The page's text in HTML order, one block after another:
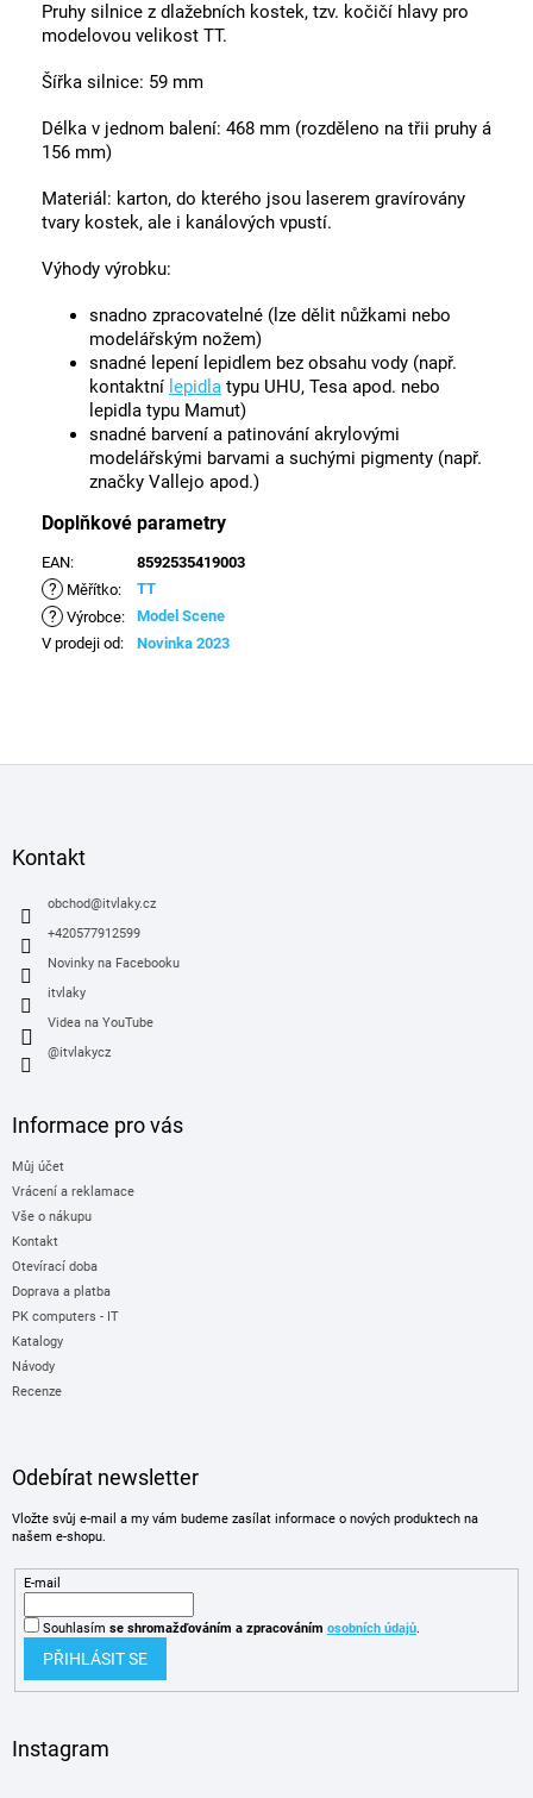
Pruhy silnice z dlažebních kostek, tzv. kočičí hlavy pro
modelovou velikost TT.
Šířka silnice: 59 mm
Délka v jednom balení: 468 mm (rozděleno na třii pruhy á
156 mm)
Materiál: karton, do kterého jsou laserem gravírovány
tvary kostek, ale i kanálových vpustí.
Výhody výrobku:
snadno zpracovatelné (lze dělit nůžkami nebo
modelářským nožem)
snadné lepení lepidlem bez obsahu vody (např.
kontaktní lepidla typu UHU, Tesa apod. nebo
lepidla typu Mamut)
snadné barvení a patinování akrylovými
modelářskými barvami a suchými pigmenty (např.
značky Vallejo apod.)
Doplňkové parametry
EAN: 8592535419003
? Měřítko: TT
? Výrobce:
Model Scene
V prodeji od: Novinka 2023
Kontakt
obchod@itvlaky.cz
+420577912599
Novinky na Facebooku
itvlaky
Videa na YouTube
@itvlakycz
Informace pro vás
Můj účet
Vrácení a reklamace
Vše o nákupu
Kontakt
Otevírací doba
Doprava a platba
PK computers - IT
Katalogy
Návody
Recenze
Odebírat newsletter
Vložte svůj e-mail a my vám budeme zasílat informace o nových produktech na
našem e-shopu.
E-mail
Souhlasím se shromažďováním a zpracováním osobních údajů.
PŘIHLÁSIT SE
Instagram